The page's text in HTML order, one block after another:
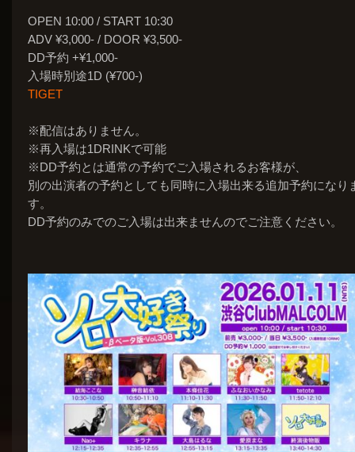
OPEN 10:00 / START 10:30
ADV ¥3,000- / DOOR ¥3,500-
DD予約 +¥1,000-
入場時別途1D (¥700-)
TIGET
※配信はありません。
※再入場は1DRINKで可能
※DD予約とは通常の予約でご入場されるお客様が、
別の出演者の予約としても同時に入場出来る追加予約になり
す。
DD予約のみでのご入場は出来ませんのでご注意ください。